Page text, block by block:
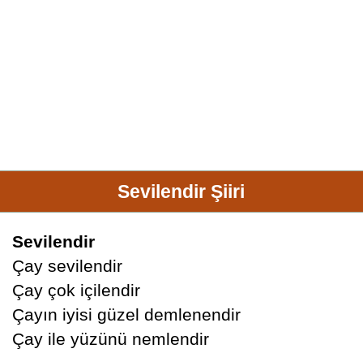
Sevilendir Şiiri
Sevilendir
Çay sevilendir
Çay çok içilendir
Çayın iyisi güzel demlenendir
Çay ile yüzünü nemlendir